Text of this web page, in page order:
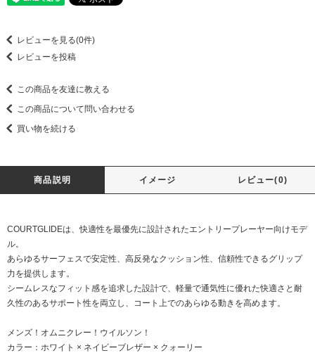
レビューを見る(0件)
レビューを投稿
この商品を友達に教える
この商品について問い合わせる
買い物を続ける
商品説明 イメージ レビュー(0)
COURTGLIDEは、快適性を最優先に設計されたエントリープレーヤー向けモデ
ル。
あらゆるサーフェスで安定性、高反発なクッション性、信頼性できるグリップ
力を提供します。
シームレスなフィット感を追求した設計で、軽量で通気性に優れた快適さと耐
久性のあるサポート性を両立し、コート上でのあらゆる動きを高めます。
メンズ！オムニクレー！ウイルソン！
カラー：ホワイト × ネイビーブレザー × クォーリー